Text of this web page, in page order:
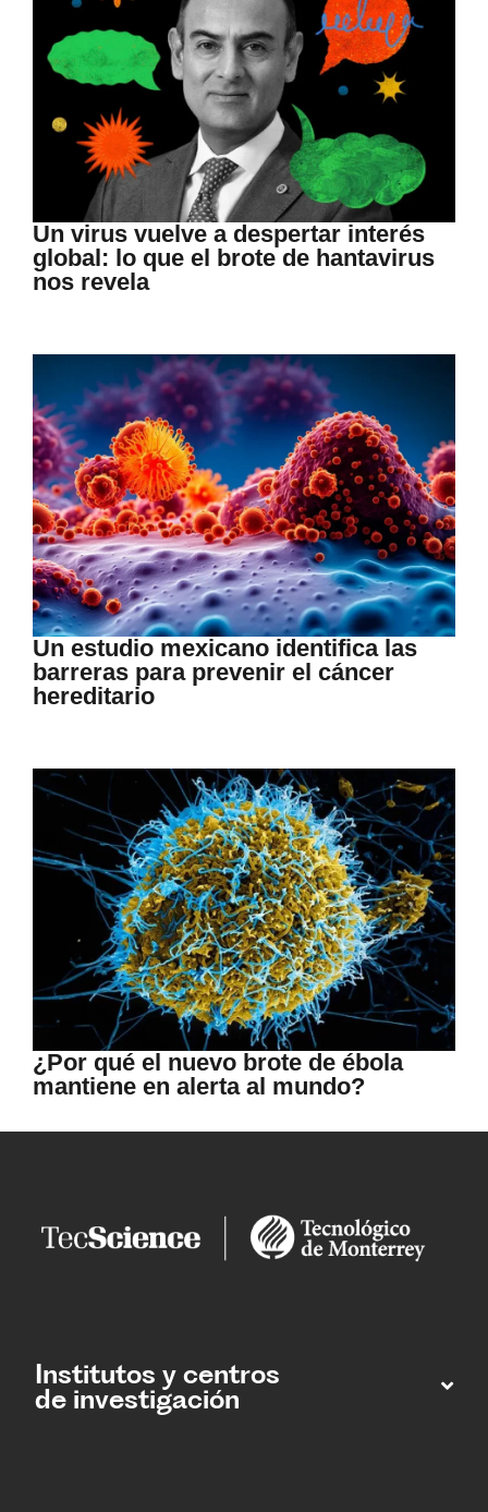
Un virus vuelve a despertar interés
global: lo que el brote de hantavirus
nos revela
Un estudio mexicano identifica las
barreras para prevenir el cáncer
hereditario
¿Por qué el nuevo brote de ébola
mantiene en alerta al mundo?
Institutos y centros
de investigación